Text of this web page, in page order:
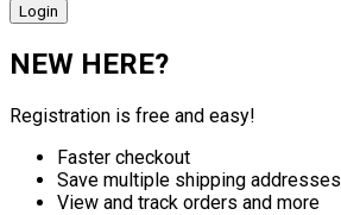
NEW HERE?
Registration is free and easy!
Faster checkout
Save multiple shipping addresses
View and track orders and more